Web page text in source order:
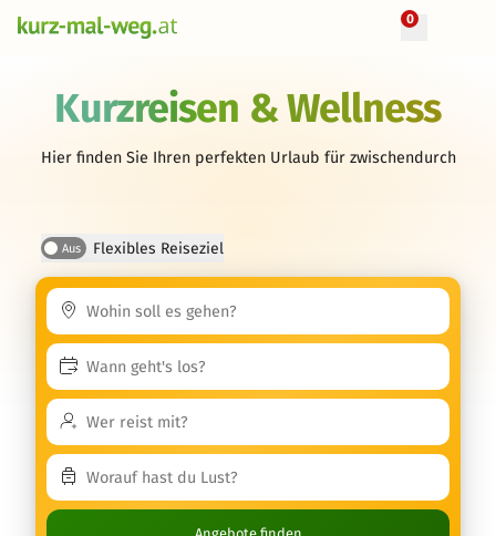
0
Kurzreisen & Wellness
Hier finden Sie Ihren perfekten Urlaub für zwischendurch
Aus Flexibles Reiseziel
Angebote finden